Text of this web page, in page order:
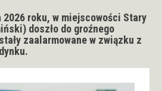
roku, w miejscowości Stary
doszło do groźnego
zaalarmowane w związku z